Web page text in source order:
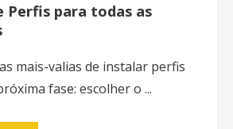
Perfis para todas as
mais-valias de instalar perfis
fase: escolher o ...